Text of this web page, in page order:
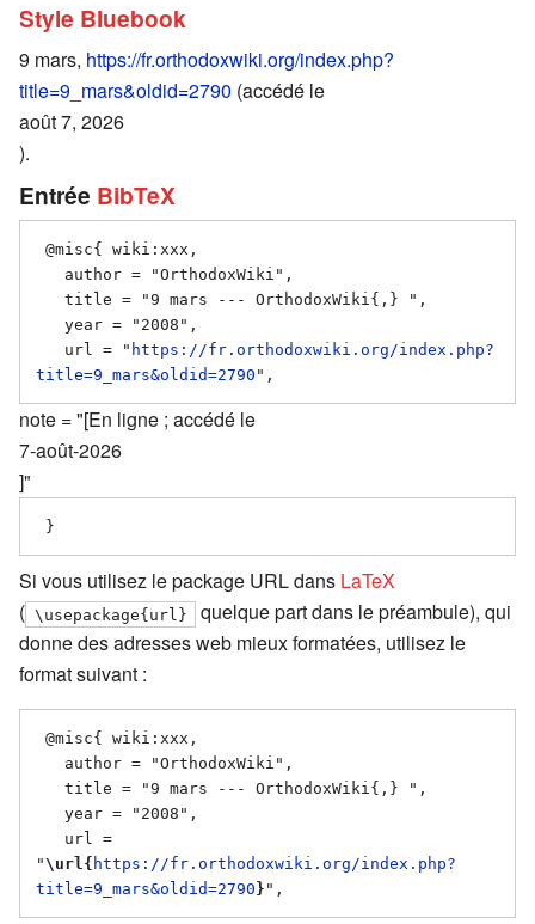
Style Bluebook
9 mars, https://fr.orthodoxwiki.org/index.php?
title=9_mars&oldid=2790 (accédé le
août 7, 2026
).
Entrée BibTeX
   url = "
https://fr.orthodoxwiki.org/index.php?
title=9_mars&oldid=2790
note = "[En ligne ; accédé le
7-août-2026
]"
Si vous utilisez le package URL dans LaTeX
( \usepackage{url}
quelque part dans le préambule), qui
donne des adresses web mieux formatées, utilisez le
format suivant :
" \url{ https://fr.orthodoxwiki.org/index.php?
title=9_mars&oldid=2790 }